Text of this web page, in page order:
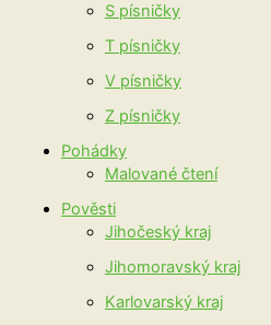
S písničky
T písničky
V písničky
Z písničky
Pohádky
Malované čtení
Pověsti
Jihočeský kraj
Jihomoravský kraj
Karlovarský kraj